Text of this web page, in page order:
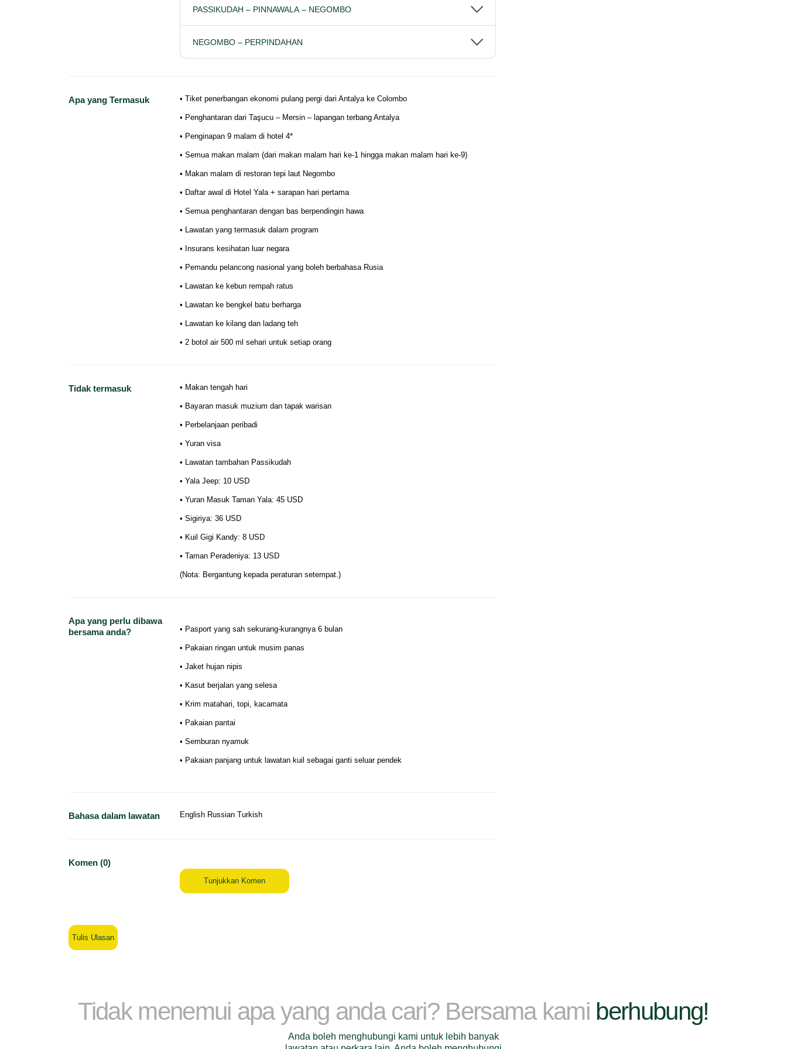
PASSIKUDAH – PINNAWALA – NEGOMBO
NEGOMBO – PERPINDAHAN
Apa yang Termasuk • Tiket penerbangan ekonomi pulang pergi dari Antalya ke Colombo
• Penghantaran dari Taşucu – Mersin – lapangan terbang Antalya
• Penginapan 9 malam di hotel 4*
• Semua makan malam (dari makan malam hari ke-1 hingga makan malam hari ke-9)
• Makan malam di restoran tepi laut Negombo
• Daftar awal di Hotel Yala + sarapan hari pertama
• Semua penghantaran dengan bas berpendingin hawa
• Lawatan yang termasuk dalam program
• Insurans kesihatan luar negara
• Pemandu pelancong nasional yang boleh berbahasa Rusia
• Lawatan ke kebun rempah ratus
• Lawatan ke bengkel batu berharga
• Lawatan ke kilang dan ladang teh
• 2 botol air 500 ml sehari untuk setiap orang
Tidak termasuk • Makan tengah hari
• Bayaran masuk muzium dan tapak warisan
• Perbelanjaan peribadi
• Yuran visa
• Lawatan tambahan Passikudah
• Yala Jeep: 10 USD
• Yuran Masuk Taman Yala: 45 USD
• Sigiriya: 36 USD
• Kuil Gigi Kandy: 8 USD
• Taman Peradeniya: 13 USD
(Nota: Bergantung kepada peraturan setempat.)
Apa yang perlu dibawa
bersama anda?
• Pasport yang sah sekurang-kurangnya 6 bulan
• Pakaian ringan untuk musim panas
• Jaket hujan nipis
• Kasut berjalan yang selesa
• Krim matahari, topi, kacamata
• Pakaian pantai
• Semburan nyamuk
• Pakaian panjang untuk lawatan kuil sebagai ganti seluar pendek
Bahasa dalam lawatan English Russian Turkish
Komen (0)
Tunjukkan Komen
Tulis Ulasan
Tidak menemui apa yang anda cari? Bersama kami berhubung!
Anda boleh menghubungi kami untuk lebih banyak